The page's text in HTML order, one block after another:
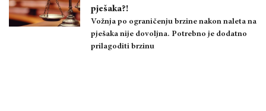
pješaka?!
Vožnja po ograničenju brzine nakon naleta na
pješaka nije dovoljna. Potrebno je dodatno
prilagoditi brzinu